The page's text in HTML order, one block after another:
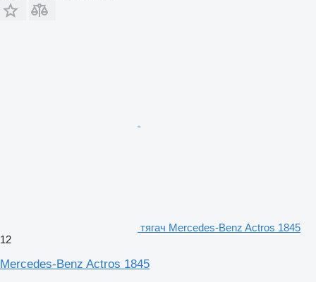
тягач Mercedes-Benz Actros 1845
12
Mercedes-Benz Actros 1845